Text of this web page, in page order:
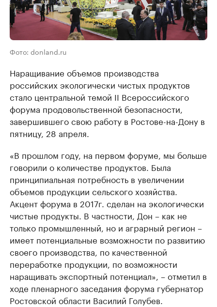
Фото: donland.ru
Наращивание объемов производства
российских экологически чистых продуктов
стало центральной темой II Всероссийского
форума продовольственной безопасности,
завершившего свою работу в Ростове-на-Дону в
пятницу, 28 апреля.
«В прошлом году, на первом форуме, мы больше
говорили о количестве продуктов. Была
принципиальная потребность в увеличении
объемов продукции сельского хозяйства.
Акцент форума в 2017г. сделан на экологически
чистые продукты. В частности, Дон – как не
только промышленный, но и аграрный регион –
имеет потенциальные возможности по развитию
своего производства, по качественной
переработке продукции, по возможности
наращивать экспортный потенциал», – отметил в
ходе пленарного заседания форума губернатор
Ростовской области Василий Голубев.